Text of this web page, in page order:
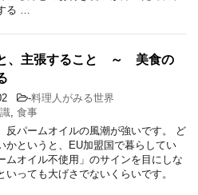
る …
、主張すること ～ 美食の
-料理人がみる世界
, 食事
反パームオイルの風潮が強いです。 ど
かというと、EU加盟国で暮らしてい
ムオイル不使用」のサインを目にしな
いっても大げさでないくらいです。